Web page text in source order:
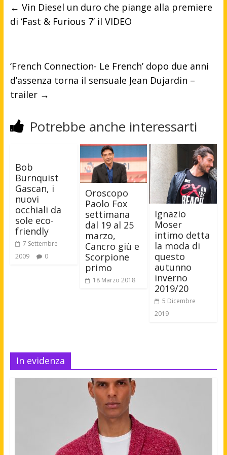
← Vin Diesel un duro che piange alla premiere
di ‘Fast & Furious 7’ il VIDEO
‘French Connection- Le French’ dopo due anni
d’assenza torna il sensuale Jean Dujardin –
trailer →
Potrebbe anche interessarti
Bob
Burnquist
Gascan, i
nuovi
occhiali da
sole eco-
friendly
7 Settembre
2009
0
Oroscopo
Paolo Fox
settimana
dal 19 al 25
marzo,
Cancro giù e
Scorpione
primo
18 Marzo 2018
Ignazio
Moser
intimo detta
la moda di
questo
autunno
inverno
2019/20
5 Dicembre
2019
In evidenza